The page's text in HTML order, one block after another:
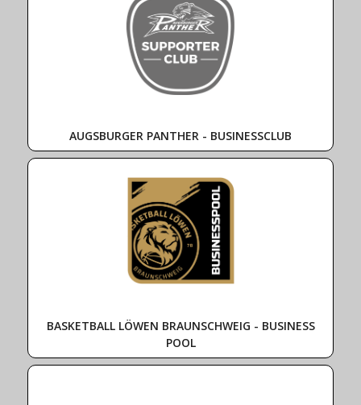
AUGSBURGER PANTHER - BUSINESSCLUB
BASKETBALL LÖWEN BRAUNSCHWEIG - BUSINESS
POOL